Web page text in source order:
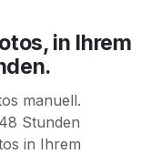
in Ihrem
manuell.
Stunden
in Ihrem